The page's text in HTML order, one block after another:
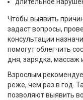
Чтобы выявить
задаст вопросы,
консультации
помогут облегчить
дня, зарядка, массаж
Взрослым
реже, чем раз в год.
позволяют выявить